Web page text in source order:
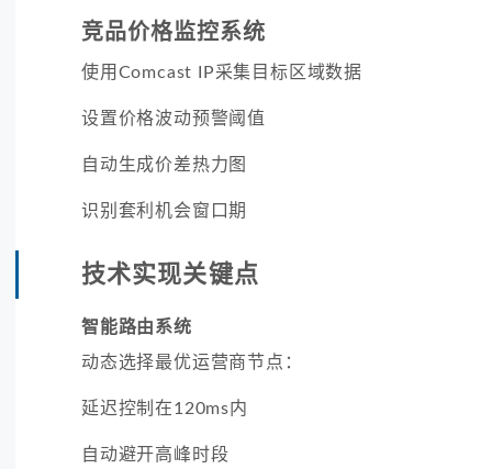
竞品价格监控系统
使用Comcast IP采集目标区域数据
设置价格波动预警阈值
自动生成价差热力图
识别套利机会窗口期
技术实现关键点
智能路由系统
动态选择最优运营商节点：
延迟控制在120ms内
自动避开高峰时段